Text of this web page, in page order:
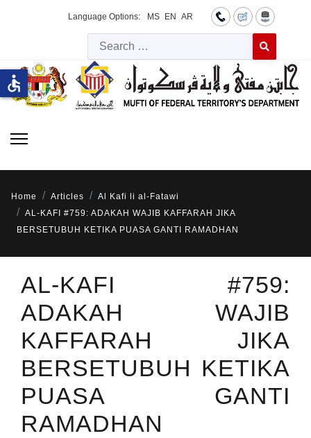
Language Options: MS EN AR
Type 2 or
Home Articles
Al Kafi li al-Fatawi
AL-KAFI #759: ADAKAH WAJIB KAFFARAH JIKA
BERSETUBUH KETIKA PUASA GANTI RAMADHAN
AL-KAFI #759:
ADAKAH WAJIB
KAFFARAH JIKA
BERSETUBUH KETIKA
PUASA GANTI
RAMADHAN
accessible